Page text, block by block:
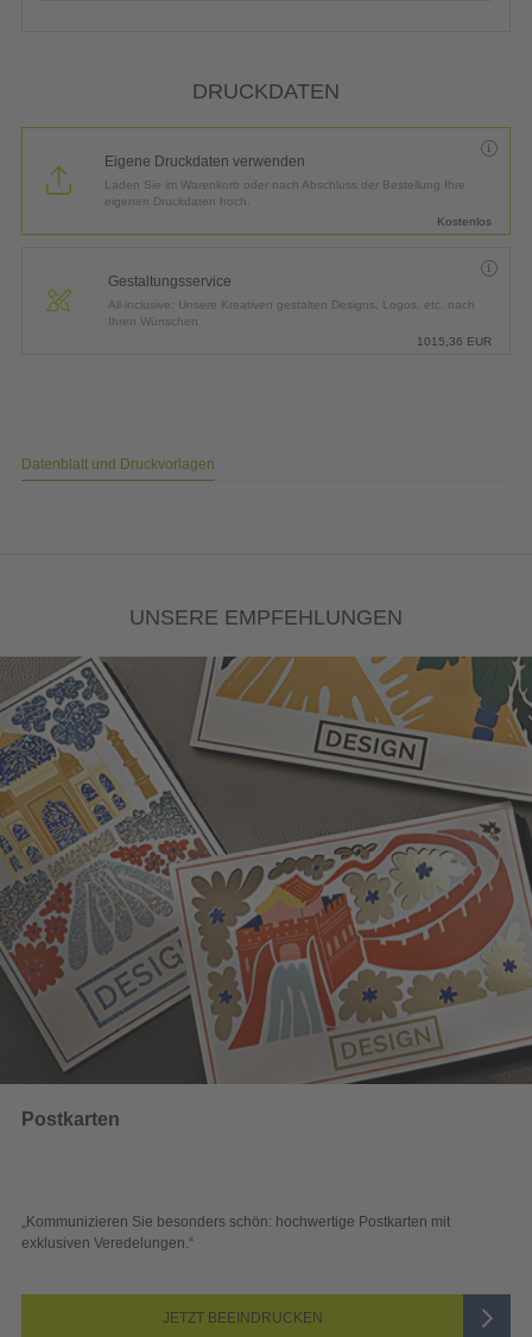
DRUCKDATEN
Eigene Druckdaten verwenden
Laden Sie im Warenkorb oder nach Abschluss der Bestellung Ihre
eigenen Druckdaten hoch.
Kostenlos
Gestaltungsservice
All-inclusive: Unsere Kreativen gestalten Designs, Logos, etc. nach
Ihren Wünschen.
1015,36 EUR
Datenblatt und Druckvorlagen
UNSERE EMPFEHLUNGEN
mit
„Sichtbar und wirkungsvoll – mit plakativer
Blick überzeugen.“
JETZT AUSWÄHLEN